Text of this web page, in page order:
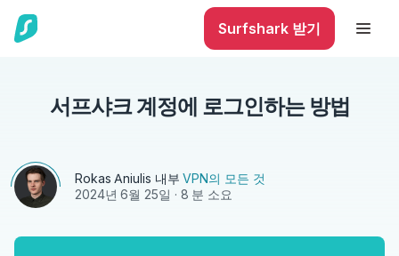
Surfshark 받기
서프샤크 계정에 로그인하는 방법
Rokas Aniulis 내부VPN의 모든 것
2024년 6월 25일 · 8 분 소요